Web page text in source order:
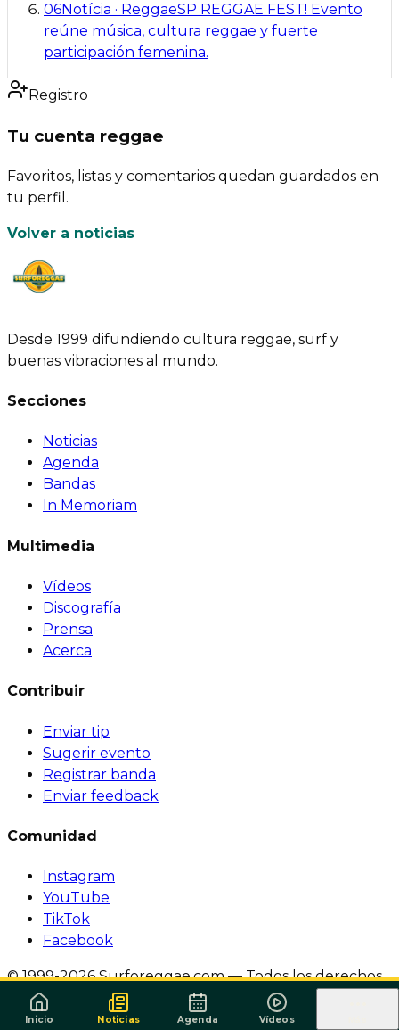
06Notícia · ReggaeSP REGGAE FEST! Evento
reúne música, cultura reggae y fuerte
participación femenina.
Registro
Tu cuenta reggae
Favoritos, listas y comentarios quedan guardados en
tu perfil.
Volver a noticias
Desde 1999 difundiendo cultura reggae, surf y
buenas vibraciones al mundo.
Secciones
Noticias
Agenda
Bandas
In Memoriam
Multimedia
Vídeos
Discografía
Prensa
Acerca
Contribuir
Enviar tip
Sugerir evento
Registrar banda
Enviar feedback
Comunidad
Instagram
YouTube
TikTok
Facebook
© 1999-2026 Surforeggae.com — Todos los derechos
reservados.
Política de Privacidade ·Termos de
Serviço
Inicio Noticias Agenda Vídeos